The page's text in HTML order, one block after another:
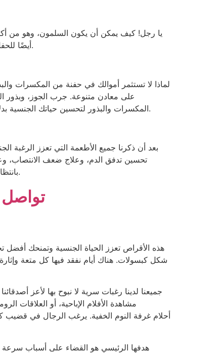
أيضًا للحفاظ على صحة جسمك وحياتك الجنسية. أوميغا 3 مصدر جيد للبروتين والمعادن، ويمكن أن يمنع تراكم الترسبات في الشرايين.
لماذا لا تستثمر أموالك في حفنة من المكسرات
المكسرات والبذور لتحسين حياتك الجنسية بدلاً من الشوكولاتة أو الوجبات الخفيفة الأخرى المغرية. لا داعي للقلق، فكل شيء خارج عن سيطرتنا، إلا ما نعتقد أننا نتحكم به.
بعد أن ذكرنا جميع الأطعمة التي تعزز الرغبة
تحسين تدفق الدم، وعلاج ضعف الانتصاب،
بانتظام. خلاصة القول أن اتباع نظام غذائي غني بهذه الأطعمة الخمسة يضمن تحسناً ملحوظاً في القدرة الجنسية وأداءً جنسياً مثالياً.
تواصل
هذه الأقراص تعزز الحياة الجنسية وتمنحك أفضل
شكل كبسولات. هناك أيام نفقد فيها كل متعة
جميعنا لدينا رغبات سرية لا نبوح بها لأعز
مشاهدة الأفلام الإباحية، أو العلاقات
هدفها الرئيسي هو القضاء على أسباب